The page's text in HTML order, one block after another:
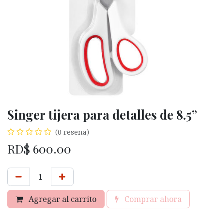
Singer tijera para detalles de 8.5”
(0 reseña)
RD$ 600.00
Agregar al carrito Comprar ahora